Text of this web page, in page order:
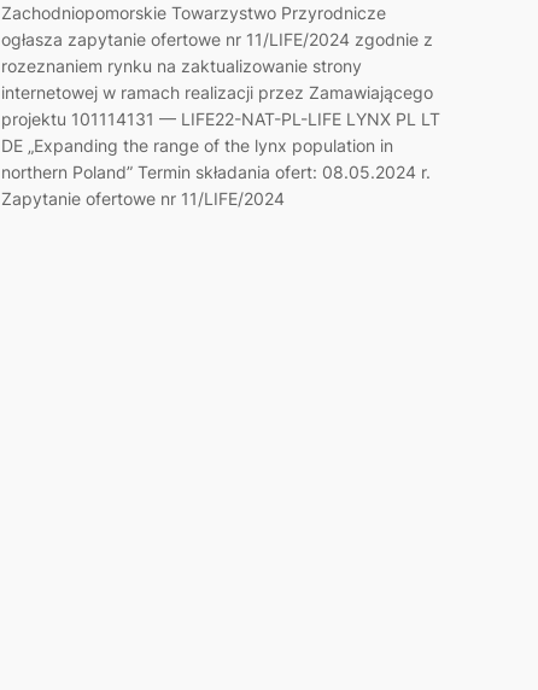
Zachodniopomorskie Towarzystwo Przyrodnicze
ogłasza zapytanie ofertowe nr 11/LIFE/2024 zgodnie z
rozeznaniem rynku na zaktualizowanie strony
internetowej w ramach realizacji przez Zamawiającego
projektu 101114131 — LIFE22-NAT-PL-LIFE LYNX PL LT
DE „Expanding the range of the lynx population in
northern Poland” Termin składania ofert: 08.05.2024 r.
Zapytanie ofertowe nr 11/LIFE/2024